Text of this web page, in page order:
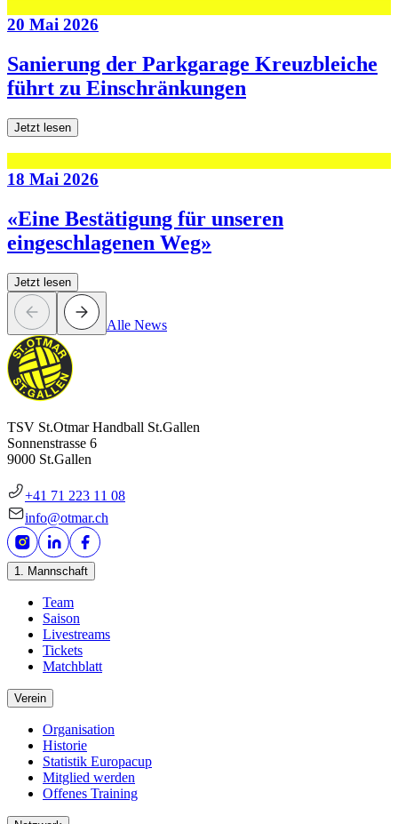
20 Mai 2026
Sanierung der Parkgarage Kreuzbleiche
führt zu Einschränkungen
Jetzt lesen
18 Mai 2026
«Eine Bestätigung für unseren
eingeschlagenen Weg»
Jetzt lesen
Alle News
TSV St.Otmar Handball St.Gallen
Sonnenstrasse 6
9000 St.Gallen
+41 71 223 11 08
info@otmar.ch
1. Mannschaft
Team
Saison
Livestreams
Tickets
Matchblatt
Verein
Organisation
Historie
Statistik Europacup
Mitglied werden
Offenes Training